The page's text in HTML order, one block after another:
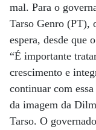
mal. Para o
Tarso Genro (PT),
espera, desde que
“É importante
crescimento e
continuar com
da imagem da
Tarso. O